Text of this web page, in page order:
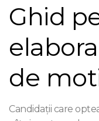
Ghid
de
Candidații care